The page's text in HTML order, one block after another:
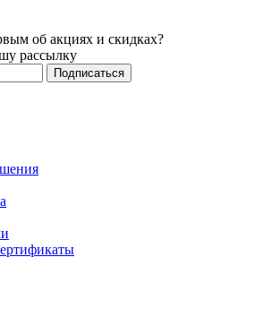
об акциях и скидках?
рассылку
Подписаться